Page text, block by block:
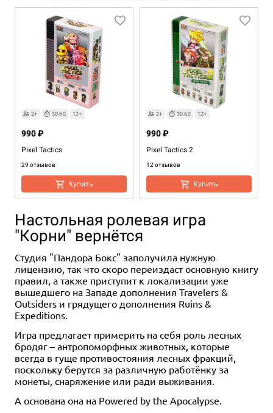
2+ 30-60 12+
Pixel Tactics
29 отзывов
990 ₽
Купить
2+ 30-60 12+
Pixel Tactics 2
12 отзывов
990 ₽
Купить
2+ 30-60 12+
Pixel Tactics 3
2 отзыва
Уведомить о наличии
2 30+ 12+
Pixel Tactics 4
6 отзывов
Уведомить о наличии
2 30-60 12+
Pixel Tactics 5
3 отзыва
Уведомить о наличии
Настольная ролевая игра
"Корни" вернётся
Студия "Пандора Бокс" заполучила нужную
лицензию, так что скоро переиздаст основную книгу
правил, а также приступит к локализации уже
вышедшего на Западе дополнения Travelers &
Outsiders и грядущего дополнения Ruins &
Expeditions.
Игра предлагает примерить на себя роль лесных
бродяг – антропоморфных животных, которые
всегда в гуще противостояния лесных фракций,
поскольку берутся за различную работёнку за
монеты, снаряжение или ради выживания.
А основана она на Powered by the Apocalypse.